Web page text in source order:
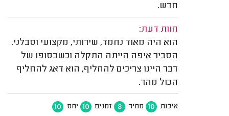
חדש.
חוות דעת:
הוא היה מאוד נחמד, שירותי, מקצועי וסבלני.
הסביר איפה הייתה התקלה וכשבסופו של
דבר היינו צריכים להחליף, הוא דאג להחליף
הכול מהר.
איכות 10 מחיר 8 זמנים 10 יחס 10